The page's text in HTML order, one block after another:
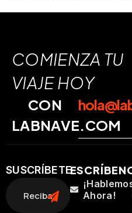
COMIENZA TU
VIAJE HOY
CON
LABNAVE.COM
SUSCRÍBETE
Ahora!